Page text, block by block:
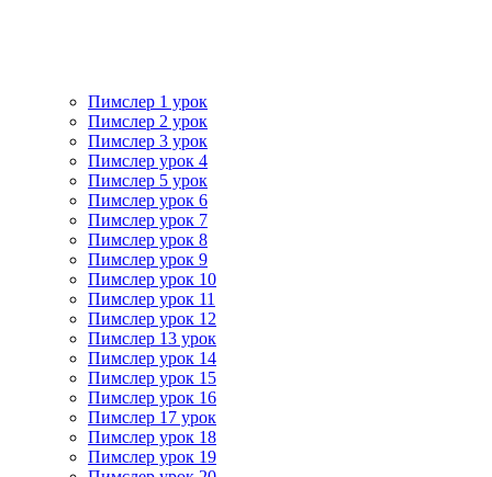
Пимслер 1 урок
Пимслер 2 урок
Пимслер 3 урок
Пимслер урок 4
Пимслер 5 урок
Пимслер урок 6
Пимслер урок 7
Пимслер урок 8
Пимслер урок 9
Пимслер урок 10
Пимслер урок 11
Пимслер урок 12
Пимслер 13 урок
Пимслер урок 14
Пимслер урок 15
Пимслер урок 16
Пимслер 17 урок
Пимслер урок 18
Пимслер урок 19